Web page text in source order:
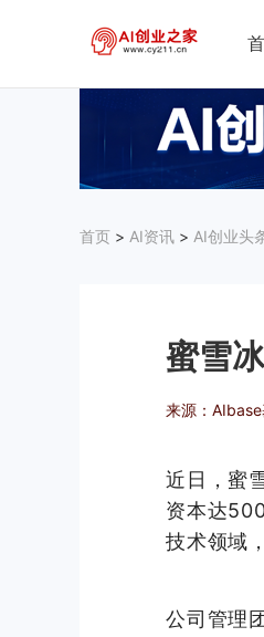
首页 > AI资讯 > AI创业头
蜜雪
来源：
近日，蜜
资本达
技术领域
公司管理